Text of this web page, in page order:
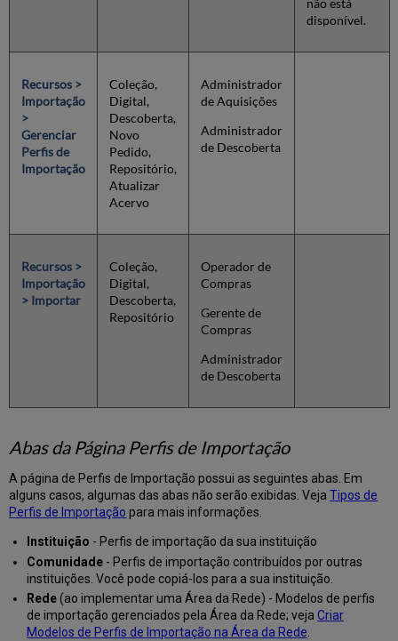
Importação
Coleções
em
Criar/Editar
um
Perfil
de
Pedido
de
Pedido
(EOD)
Configurar
o
Perfil
de
Importação
Atualizar
Acervo
Operações
não está
disponível.
Recursos >
Importação
>
Gerenciar
Perfis de
Importação
Coleção,
Digital,
Descoberta,
Novo
Pedido,
Repositório,
Atualizar
Acervo
Administrador
de Aquisições
Administrador
de Descoberta
Recursos >
Importação
> Importar
Coleção,
Digital,
Descoberta,
Repositório
Operador de
Compras
Gerente de
Compras
Administrador
de Descoberta
Abas da Página Perfis de Importação
A página de Perfis de Importação possui as seguintes abas. Em
alguns casos, algumas das abas não serão exibidas. VejaTipos de
Perfis de Importação para mais informações.
Instituição - Perfis de importação da sua instituição
Comunidade- Perfis de importação contribuídos por outras
instituições. Você pode copiá-los para a sua instituição.
Rede(ao implementar uma Área da Rede) - Modelos de perfis
de importação gerenciados pela Área da Rede; veja Criar
Modelos de Perfis de Importação na Área da Rede.